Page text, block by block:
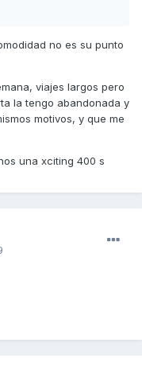
espalda.
no es su punto
viajes largos pero
la tengo abandonada y
motivos, y que me
una xciting 400 s